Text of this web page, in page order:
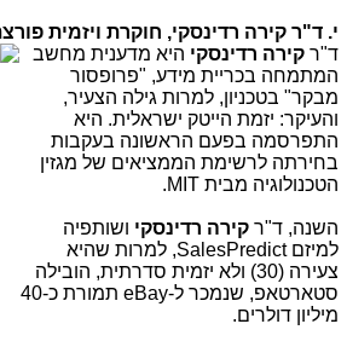
י. ד"ר קירה רדינסקי, חוקרת ויזמית
ד"ר קירה רדינסקי היא מדענית מחשב
המתמחה בכריית מידע, "פרופסור
מבקר" בטכניון, למרות גילה הצעיר,
והעיקר: יזמת הייטק ישראלית. היא
התפרסמה בפעם הראשונה בעקבות
בחירתה לרשימת הממציאים של מגזין
הטכנולוגיה מבית MIT.
השנה, ד"ר קירה רדינסקי ושותפיה
למיזם SalesPredict, למרות שהיא
צעירה (30) ולא יזמית סדרתית, הובילה
סטארטאפ, שנמכר ל-eBay תמורת כ-40
מיליון דולרים.